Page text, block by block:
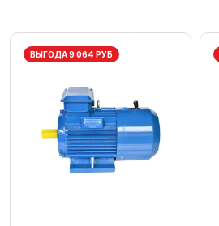
ВЫГОДА 9 064 РУБ